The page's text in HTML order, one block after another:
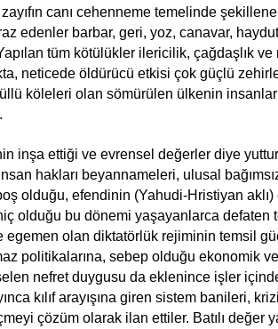
canı cehenneme temelinde
edenler barbar, geri, yoz, canavar,
tüm kötülükler ilericilik, çağdaşlık
neticede öldürücü etkisi çok güçlü
köleleri olan sömürülen ülkenin
inşa ettiği ve evrensel değerler diye
hakları beyannameleri, ulusal
olduğu, efendinin (Yahudi-Hristiyan aklı)
olduğu bu dönemi yaşayanlarca defaten
egemen olan diktatörlük rejiminin temsil
politikalarına, sebep olduğu ekonomik
nefret duygusu da eklenince işler
kılıf arayışına giren sistem banileri,
çözüm olarak ilan ettiler. Batılı değer